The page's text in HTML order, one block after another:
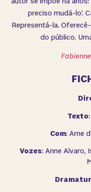
preciso mudá-lo’.
Representá-la.
do público.
Texto
Com: Arne
Vozes: Anne Alvaro,